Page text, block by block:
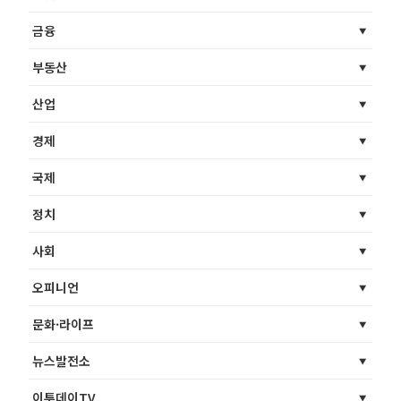
금융
부동산
산업
경제
국제
정치
사회
오피니언
문화·라이프
뉴스발전소
이투데이TV